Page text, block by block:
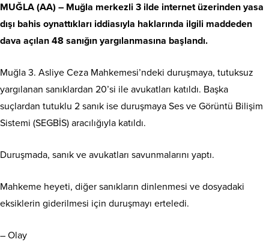
MUĞLA (AA) – Muğla merkezli 3 ilde internet üzerinden yasa
dışı bahis oynattıkları iddiasıyla haklarında ilgili maddeden
dava açılan 48 sanığın yargılanmasına başlandı.
Muğla 3. Asliye Ceza Mahkemesi’ndeki duruşmaya, tutuksuz
yargılanan sanıklardan 20’si ile avukatları katıldı. Başka
suçlardan tutuklu 2 sanık ise duruşmaya Ses ve Görüntü Bilişim
Sistemi (SEGBİS) aracılığıyla katıldı.
Duruşmada, sanık ve avukatları savunmalarını yaptı.
Mahkeme heyeti, diğer sanıkların dinlenmesi ve dosyadaki
eksiklerin giderilmesi için duruşmayı erteledi.
– Olay